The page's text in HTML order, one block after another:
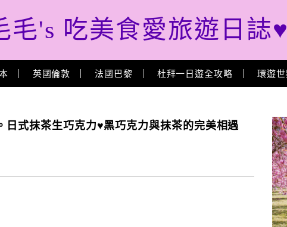
毛's 吃美食愛旅遊日誌♥
英國倫敦 法國巴黎 杜拜一日遊全攻略 環遊世
式抹茶生巧克力♥黑巧克力與抹茶的完美相遇